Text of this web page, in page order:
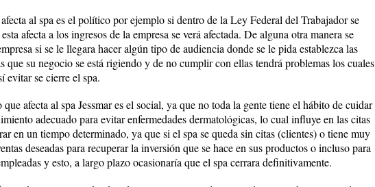
al spa es el político por ejemplo si dentro de la Ley Federal del Trabajador se
afecta a los ingresos de la empresa se verá afectada. De alguna otra manera se
si se le llegara hacer algún tipo de audiencia donde se le pida establezca las
que su negocio se está rigiendo y de no cumplir con ellas tendrá problemas los cuales
evitar se cierre el spa.
afecta al spa Jessmar es el social, ya que no toda la gente tiene el hábito de cuidar
adecuado para evitar enfermedades dermatológicas, lo cual influye en las citas
en un tiempo determinado, ya que si el spa se queda sin citas (clientes) o tiene muy
deseadas para recuperar la inversión que se hace en sus productos o incluso para
y esto, a largo plazo ocasionaría que el spa cerrara definitivamente.